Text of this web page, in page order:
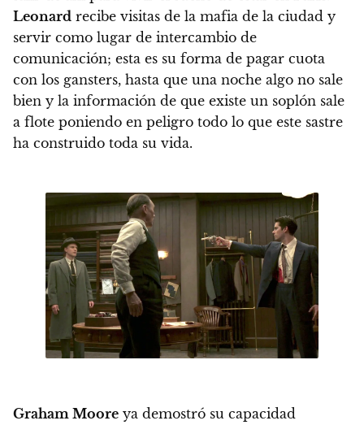
Leonard recibe visitas de la mafia de la ciudad y
servir como lugar de intercambio de
comunicación; esta es su forma de pagar cuota
con los gansters, hasta que una noche algo no sale
bien y la información de que existe un soplón sale
a flote poniendo en peligro todo lo que este sastre
ha construido toda su vida.
Graham Moore ya demostró su capacidad